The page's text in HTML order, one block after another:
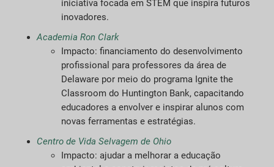
iniciativa focada em STEM que inspira futuros
inovadores.
Academia Ron Clark
Impacto: financiamento do desenvolvimento
profissional para professores da área de
Delaware por meio do programa Ignite the
Classroom do Huntington Bank, capacitando
educadores a envolver e inspirar alunos com
novas ferramentas e estratégias.
Centro de Vida Selvagem de Ohio
Impacto: ajudar a melhorar a educação